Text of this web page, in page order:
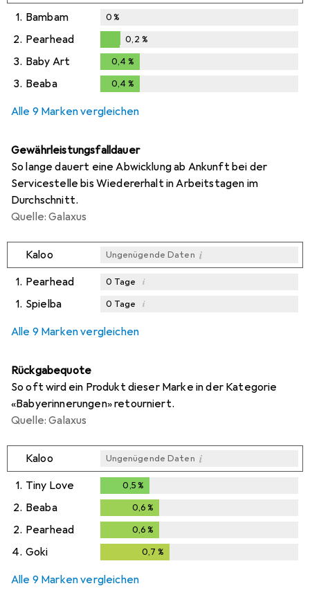
1. Bambam 0%
2. Pearhead
0,2%
0,2 %
3. Baby Art 0,4 %
3. Beaba 0,4 %
Alle 9 Marken vergleichen
Gewährleistungsfalldauer
So lange dauert eine Abwicklung ab Ankunft bei der
Servicestelle bis Wiedererhalt in Arbeitstagen im
Durchschnitt.
Quelle: Galaxus
Kaloo Ungenügende Daten i
1. Pearhead 0 Tage i
1. Spielba 0 Tage i
Alle 9 Marken vergleichen
Rückgabequote
So oft wird ein Produkt dieser Marke in der Kategorie
«Babyerinnerungen» retourniert.
Quelle: Galaxus
Kaloo Ungenügende Daten i
1. Tiny Love 0,5 %
2. Beaba 0,6 %
2. Pearhead 0,6 %
4. Goki 0,7 %
Alle 9 Marken vergleichen